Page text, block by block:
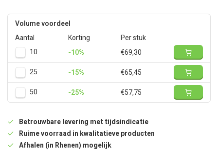
Volume voordeel
Aantal
Korting
Per stuk
10
-10%
€69,30
25
-15%
€65,45
50
-25% €57,75
Betrouwbare levering met tijdsindicatie
Ruime voorraad in kwalitatieve producten
Afhalen (in Rhenen) mogelijk